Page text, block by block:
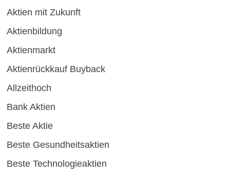
Aktien mit Zukunft
Aktienbildung
Aktienmarkt
Aktienrückkauf Buyback
Allzeithoch
Bank Aktien
Beste Aktie
Beste Gesundheitsaktien
Beste Technologieaktien